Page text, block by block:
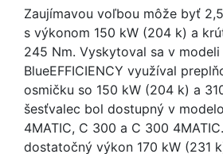
Zaujímavou voľbou môže byť
s výkonom 150 kW (204 k) a
245 Nm. Vyskytoval sa v
BlueEFFICIENCY využíval
osmičku so 150 kW (204 k) a
šesťvalec bol dostupný v
4MATIC, C 300 a C 300
dostatočný výkon 170 kW (231